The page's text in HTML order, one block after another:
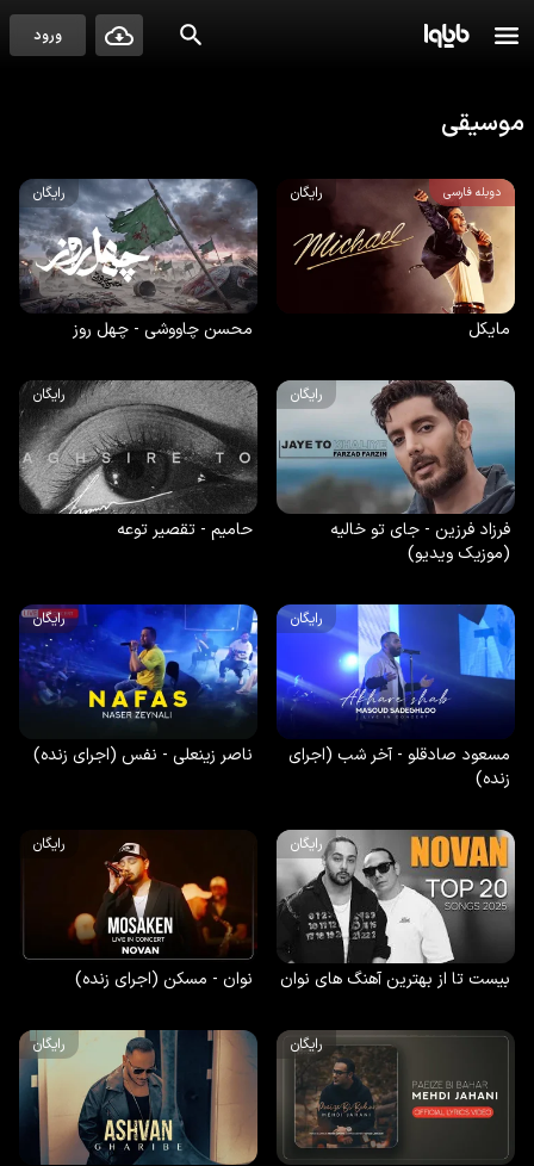
ورود
موسیقی
دوبله فارسی رایگان
مایکل
رایگان
محسن چاووشی - چهل روز
رایگان
فرزاد فرزین - جای تو خالیه
(موزیک ویدیو)
رایگان
حامیم - تقصیر توعه
رایگان
مسعود صادقلو - آخر شب (اجرای
زنده)
رایگان
ناصر زینعلی - نفس (اجرای زنده)
رایگان
بیست تا از بهترین آهنگ های نوان
رایگان
نوان - مسکن (اجرای زنده)
رایگان رایگان